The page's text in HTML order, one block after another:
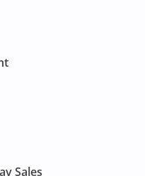
Sales